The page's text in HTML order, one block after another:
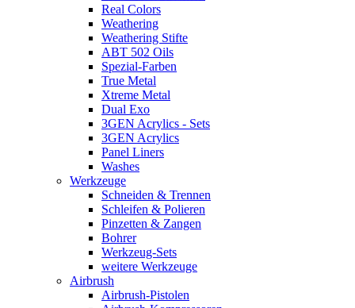
Real Colors
Weathering
Weathering Stifte
ABT 502 Oils
Spezial-Farben
True Metal
Xtreme Metal
Dual Exo
3GEN Acrylics - Sets
3GEN Acrylics
Panel Liners
Washes
Werkzeuge
Schneiden & Trennen
Schleifen & Polieren
Pinzetten & Zangen
Bohrer
Werkzeug-Sets
weitere Werkzeuge
Airbrush
Airbrush-Pistolen